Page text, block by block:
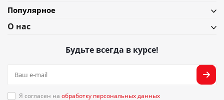
Популярное
О нас
Будьте всегда в курсе!
Я согласен на обработку персональных данных